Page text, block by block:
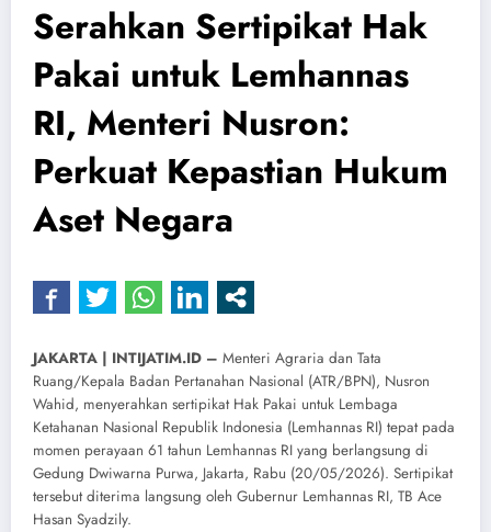
Serahkan Sertipikat Hak
Pakai untuk Lemhannas
RI, Menteri Nusron:
Perkuat Kepastian Hukum
Aset Negara
​JAKARTA | INTIJATIM.ID – Menteri Agraria dan Tata
Ruang/Kepala Badan Pertanahan Nasional (ATR/BPN), Nusron
Wahid, menyerahkan sertipikat Hak Pakai untuk Lembaga
Ketahanan Nasional Republik Indonesia (Lemhannas RI) tepat pada
momen perayaan 61 tahun Lemhannas RI yang berlangsung di
Gedung Dwiwarna Purwa, Jakarta, Rabu (20/05/2026). Sertipikat
tersebut diterima langsung oleh Gubernur Lemhannas RI, TB Ace
Hasan Syadzily.